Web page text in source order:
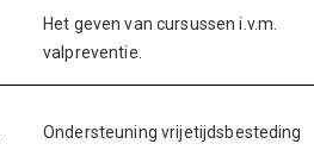
Het geven van cursussen i.v.m.
valpreventie.
Ondersteuning vrijetijdsbesteding